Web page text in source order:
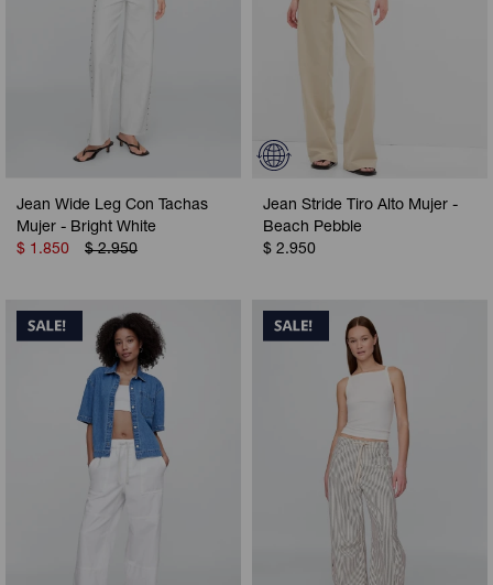
Jean Wide Leg Con Tachas
Mujer - Bright White
$ 1.850 $ 2.950
Jean Stride Tiro Alto Mujer -
Beach Pebble
$ 2.950